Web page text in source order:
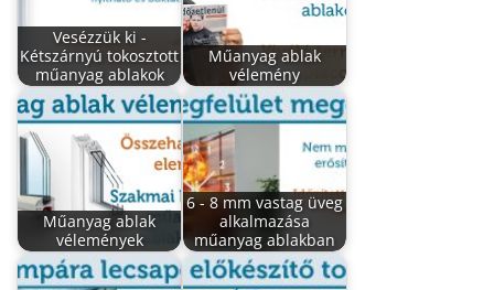
Vesézzük ki -
Kétszárnyú tokosztott
műanyag ablakok
Műanyag ablak
vélemény
Műanyag ablak
vélemények
6 - 8 mm vastag üveg
alkalmazása
műanyag ablakban